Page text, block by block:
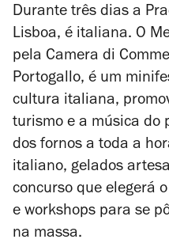
Durante três dias a
Lisboa, é italiana. O
pela Camera di
Portogallo, é um
cultura italiana,
turismo e a música do
dos fornos a toda a
italiano, gelados
concurso que elegerá
e workshops para se
na massa.